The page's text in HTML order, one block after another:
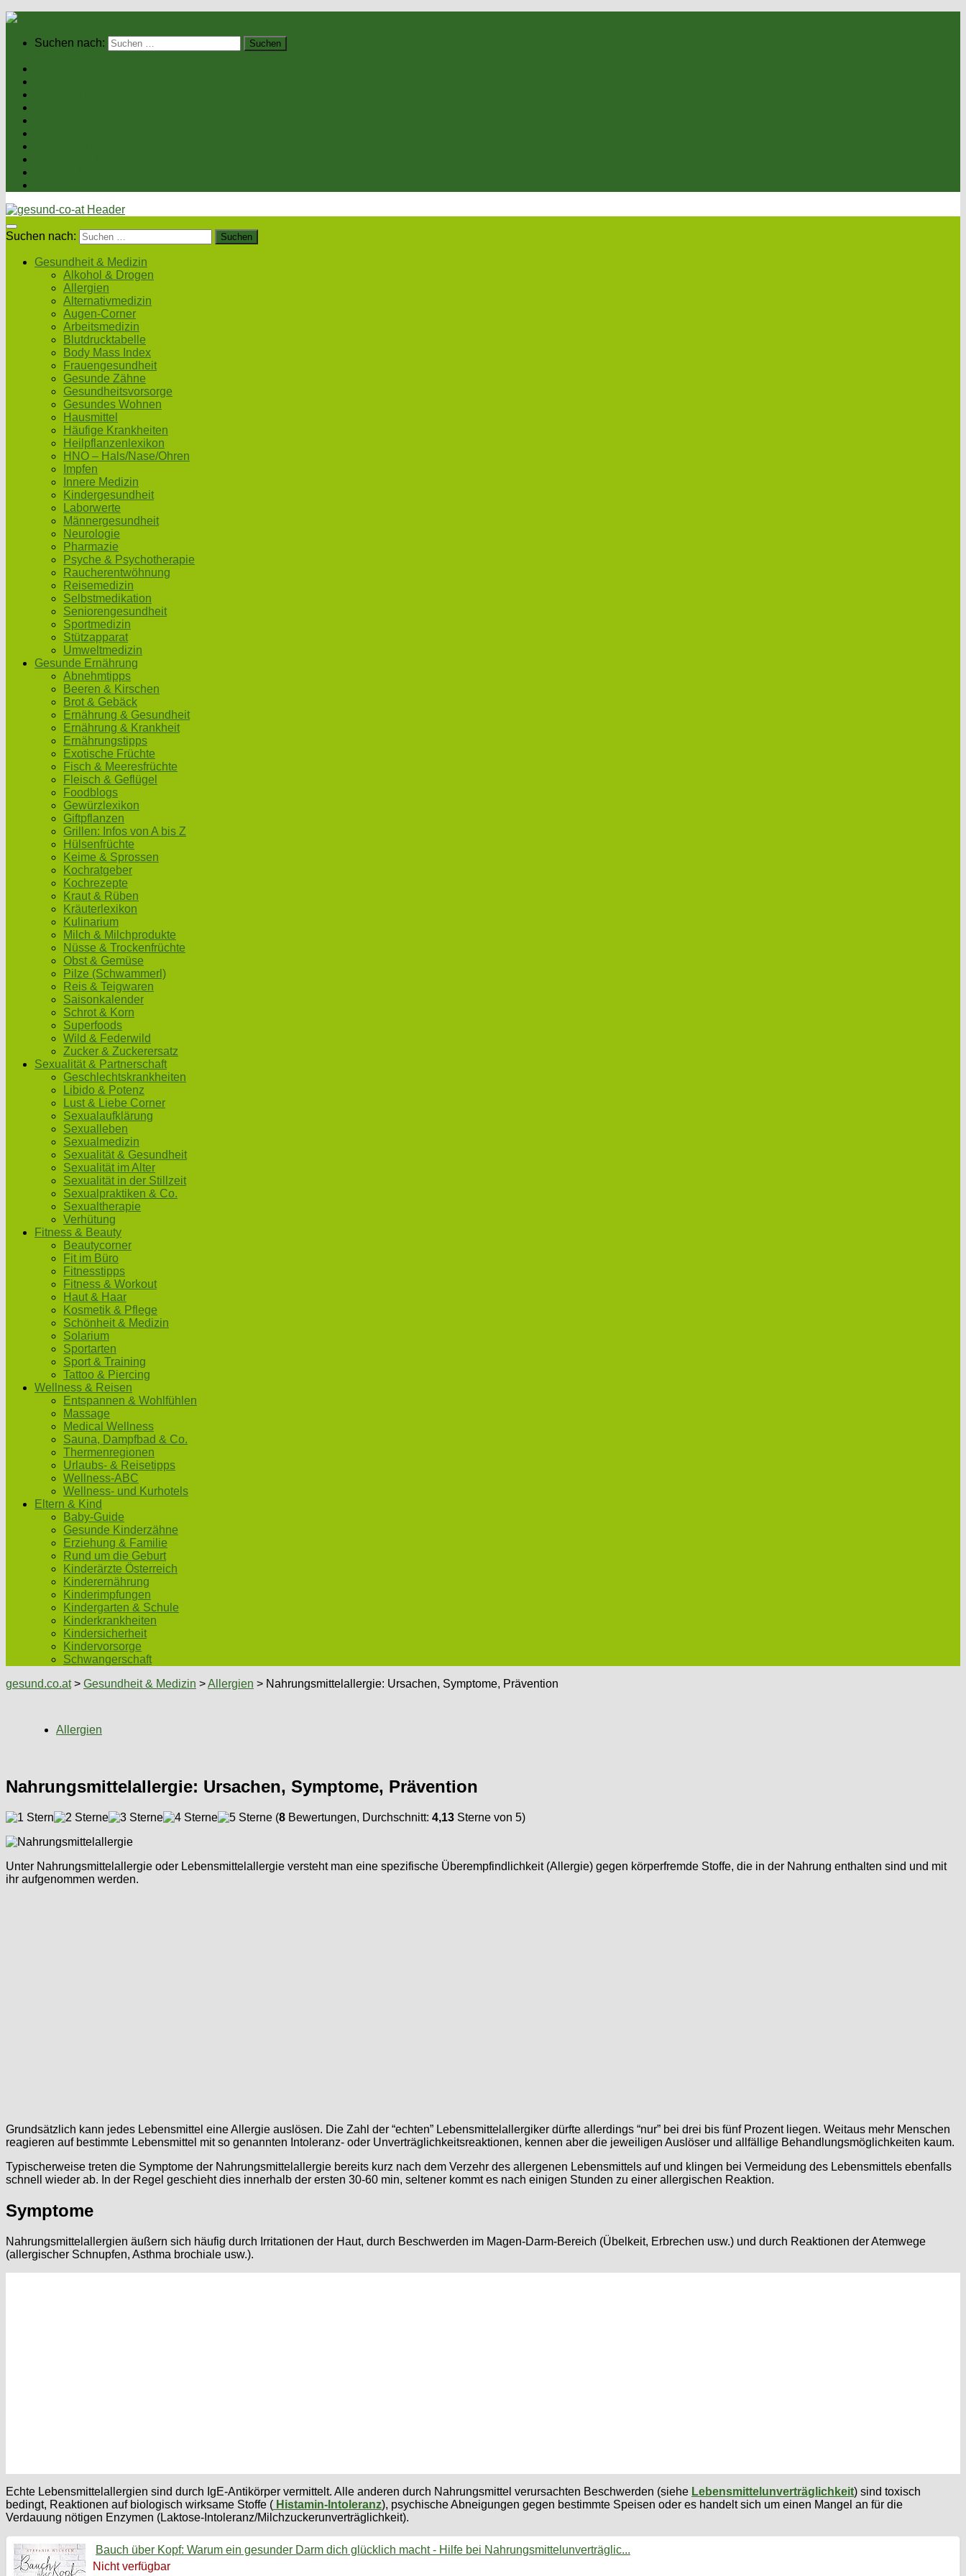
Suchen nach:
Suchen nach:
Gesundheit & Medizin
Alkohol & Drogen
Allergien
Alternativmedizin
Augen-Corner
Arbeitsmedizin
Blutdrucktabelle
Body Mass Index
Frauengesundheit
Gesunde Zähne
Gesundheitsvorsorge
Gesundes Wohnen
Hausmittel
Häufige Krankheiten
Heilpflanzenlexikon
HNO – Hals/Nase/Ohren
Impfen
Innere Medizin
Kindergesundheit
Laborwerte
Männergesundheit
Neurologie
Pharmazie
Psyche & Psychotherapie
Raucherentwöhnung
Reisemedizin
Selbstmedikation
Seniorengesundheit
Sportmedizin
Stützapparat
Umweltmedizin
Gesunde Ernährung
Abnehmtipps
Beeren & Kirschen
Brot & Gebäck
Ernährung & Gesundheit
Ernährung & Krankheit
Ernährungstipps
Exotische Früchte
Fisch & Meeresfrüchte
Fleisch & Geflügel
Foodblogs
Gewürzlexikon
Giftpflanzen
Grillen: Infos von A bis Z
Hülsenfrüchte
Keime & Sprossen
Kochratgeber
Kochrezepte
Kraut & Rüben
Kräuterlexikon
Kulinarium
Milch & Milchprodukte
Nüsse & Trockenfrüchte
Obst & Gemüse
Pilze (Schwammerl)
Reis & Teigwaren
Saisonkalender
Schrot & Korn
Superfoods
Wild & Federwild
Zucker & Zuckerersatz
Sexualität & Partnerschaft
Geschlechtskrankheiten
Libido & Potenz
Lust & Liebe Corner
Sexualaufklärung
Sexualleben
Sexualmedizin
Sexualität & Gesundheit
Sexualität im Alter
Sexualität in der Stillzeit
Sexualpraktiken & Co.
Sexualtherapie
Verhütung
Fitness & Beauty
Beautycorner
Fit im Büro
Fitnesstipps
Fitness & Workout
Haut & Haar
Kosmetik & Pflege
Schönheit & Medizin
Solarium
Sportarten
Sport & Training
Tattoo & Piercing
Wellness & Reisen
Entspannen & Wohlfühlen
Massage
Medical Wellness
Sauna, Dampfbad & Co.
Thermenregionen
Urlaubs- & Reisetipps
Wellness-ABC
Wellness- und Kurhotels
Eltern & Kind
Baby-Guide
Gesunde Kinderzähne
Erziehung & Familie
Rund um die Geburt
Kinderärzte Österreich
Kinderernährung
Kinderimpfungen
Kindergarten & Schule
Kinderkrankheiten
Kindersicherheit
Kindervorsorge
Schwangerschaft
gesund.co.at> Gesundheit & Medizin >Allergien > Nahrungsmittelallergie: Ursachen, Symptome, Prävention
Allergien
Nahrungsmittelallergie: Ursachen, Symptome, Prävention
(8 Bewertungen, Durchschnitt: 4,13 Sterne von 5)
Unter Nahrungsmittelallergie oder Lebensmittelallergie versteht man eine spezifische Überempfindlichkeit (Allergie) gegen körperfremde Stoffe, die in der Nahrung enthalten sind und mit
ihr aufgenommen werden.
Grundsätzlich kann jedes Lebensmittel eine Allergie auslösen. Die Zahl der “echten” Lebensmittelallergiker dürfte allerdings “nur” bei drei bis fünf Prozent liegen. Weitaus mehr Menschen
reagieren auf bestimmte Lebensmittel mit so genannten Intoleranz- oder Unverträglichkeitsreaktionen, kennen aber die jeweiligen Auslöser und allfällige Behandlungsmöglichkeiten kaum.
Typischerweise treten die Symptome der Nahrungsmittelallergie bereits kurz nach dem Verzehr des allergenen Lebensmittels auf und klingen bei Vermeidung des Lebensmittels ebenfalls
schnell wieder ab. In der Regel geschieht dies innerhalb der ersten 30-60 min, seltener kommt es nach einigen Stunden zu einer allergischen Reaktion.
Symptome
Nahrungsmittelallergien äußern sich häufig durch Irritationen der Haut, durch Beschwerden im Magen-Darm-Bereich (Übelkeit, Erbrechen usw.) und durch Reaktionen der Atemwege
(allergischer Schnupfen, Asthma brochiale usw.).
Echte Lebensmittelallergien sind durch IgE-Antikörper vermittelt. Alle anderen durch Nahrungsmittel verursachten Beschwerden (siehe Lebensmittelunverträglichkeit) sind toxisch
bedingt, Reaktionen auf biologisch wirksame Stoffe ( Histamin-Intoleranz), psychische Abneigungen gegen bestimmte Speisen oder es handelt sich um einen Mangel an für die
Verdauung nötigen Enzymen (Laktose-Intoleranz/Milchzuckerunverträglichkeit).
Bauch über Kopf: Warum ein gesunder Darm dich glücklich macht - Hilfe bei Nahrungsmittelunverträglic...
Nicht verfügbar